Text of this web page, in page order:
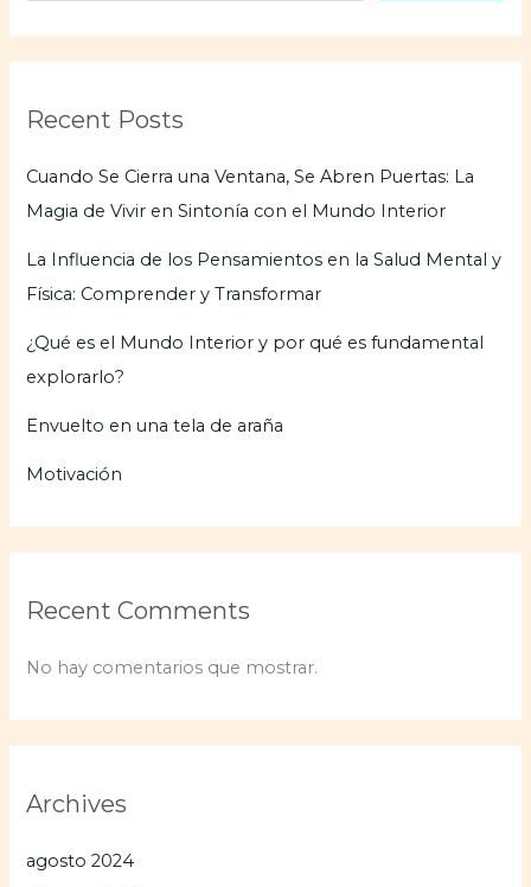
Recent Posts
Cuando Se Cierra una Ventana, Se Abren Puertas: La
Magia de Vivir en Sintonía con el Mundo Interior
La Influencia de los Pensamientos en la Salud Mental y
Física: Comprender y Transformar
¿Qué es el Mundo Interior y por qué es fundamental
explorarlo?
Envuelto en una tela de araña
Motivación
Recent Comments
No hay comentarios que mostrar.
Archives
agosto 2024